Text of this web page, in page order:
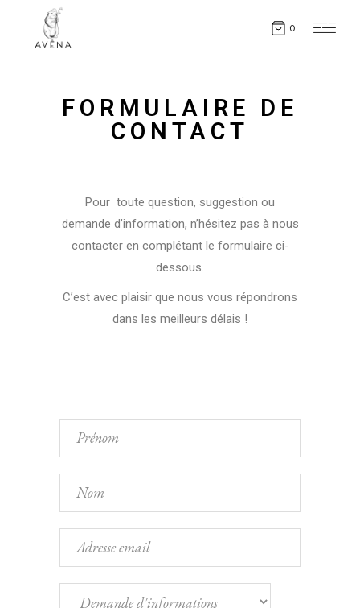
0
FORMULAIRE DE
CONTACT
Pour toute question, suggestion ou
demande d’information, n’hésitez pas à nous
contacter en complétant le formulaire ci-
dessous.
C’est avec plaisir que nous vous répondrons
dans les meilleurs délais !